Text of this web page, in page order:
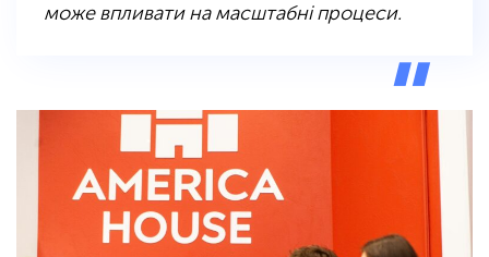
може впливати на масштабні процеси.